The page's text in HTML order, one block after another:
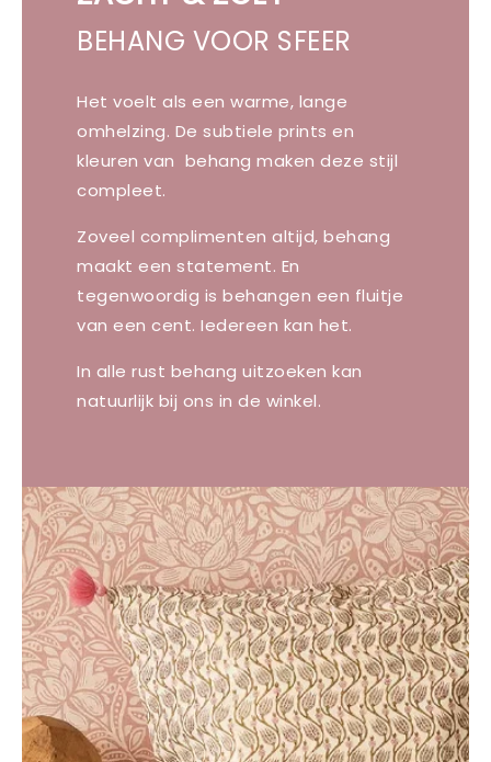
BEHANG VOOR SFEER
Het voelt als een warme, lange
omhelzing. De subtiele prints en
kleuren van behang maken deze stijl
compleet.
Zoveel complimenten altijd, behang
maakt een statement. En
tegenwoordig is behangen een fluitje
van een cent. Iedereen kan het.
In alle rust behang uitzoeken kan
natuurlijk bij ons in de winkel.